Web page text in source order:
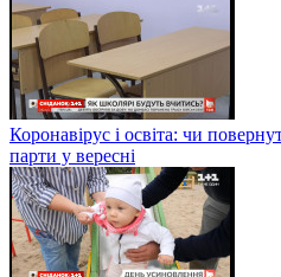
Коронавірус і освіта: чи
парти у вересні